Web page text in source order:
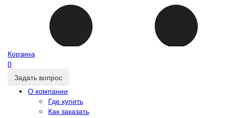
Корзина
0
Задать вопрос
О компании
Где купить
Как заказать